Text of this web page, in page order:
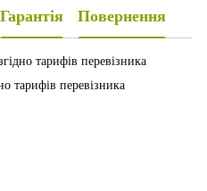
Гарантія Повернення
тарифів перевізника
тарифів перевізника